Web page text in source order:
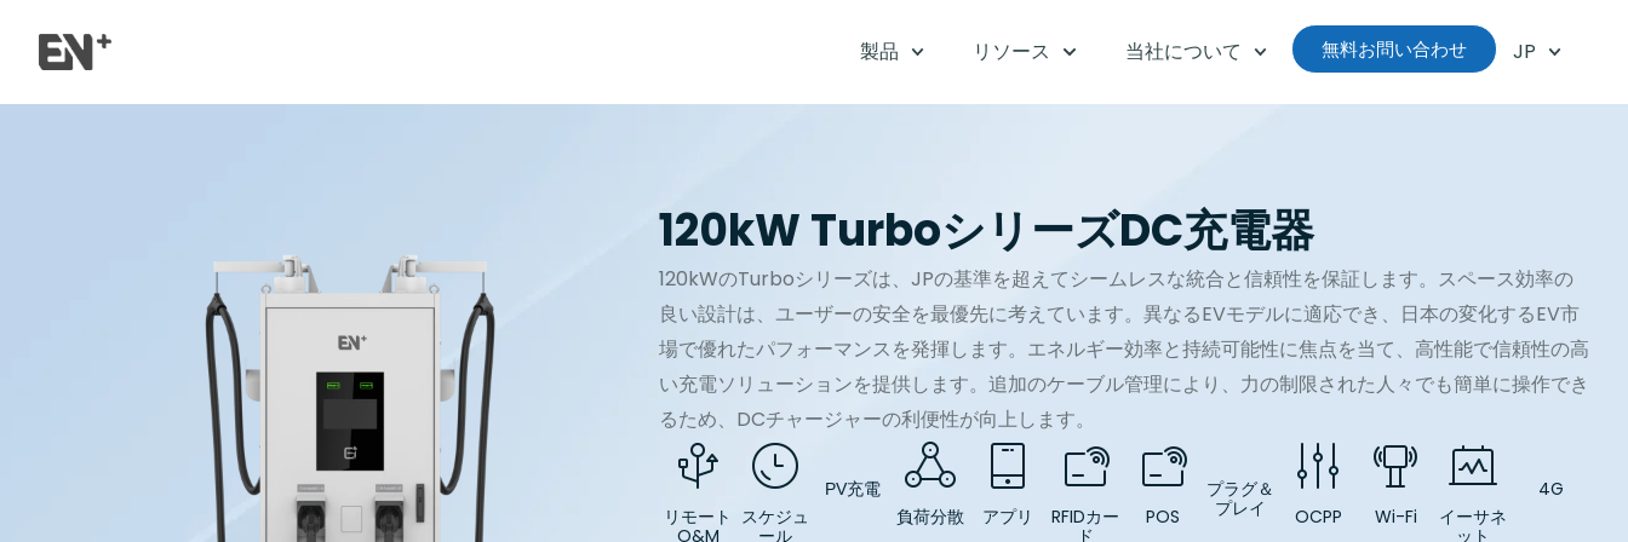
ス
製品 リソース 当社について 無料お問い合わせ JP
120kW TurboシリーズDC充電器
120kWのTurboシリーズは、JPの基準を超えてシームレスな統合と信頼性を保証します。スペース効率の
良い設計は、ユーザーの安全を最優先に考えています。異なるEVモデルに適応でき、日本の変化するEV市
場で優れたパフォーマンスを発揮します。エネルギー効率と持続可能性に焦点を当て、高性能で信頼性の高
い充電ソリューションを提供します。追加のケーブル管理により、力の制限された人々でも簡単に操作でき
るため、DCチャージャーの利便性が向上します。
リモート
O&M
スケジュ
ール
PV充電
負荷分散 アプリ
RFIDカー
ド
POS
プラグ＆
プレイ
OCPP Wi-Fi
イーサネ
ット
4G